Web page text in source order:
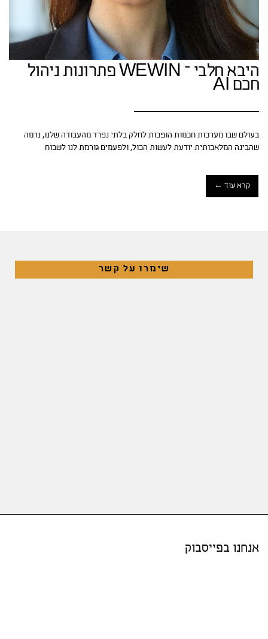
היבא חלבי – WEWIN פתרונות ניהול
חכם AI
בעולם שבו מערכות חכמות הופכות לחלק בלתי נפרד מהעבודה שלנו, נדמה
שהבינה המלאכותית יודעת לעשות הכול, ולפעמים גורמת לנו לשכוח
קרא עוד ←
שימרו על קשר
אנחנו בפייסבוק